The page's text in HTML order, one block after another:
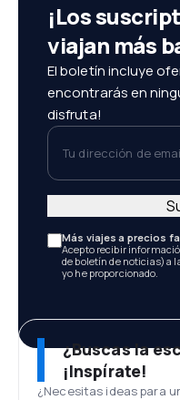
¡Los
viajan más
El boletín incluye
encontrarás en
disfruta!
Tu dirección de email
Más viajes a precios
Acepto recibir
de boletín de noticias) a
yo he proporcionado.
¿Buscas la
¡Inspírate!
¿Necesitas ideas para